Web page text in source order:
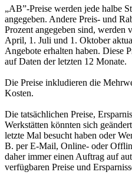
„AB”-Preise werden jede halbe
angegeben. Andere Preis- und
Prozent angegeben sind, werden
April, 1. Juli und 1. Oktober
Angebote erhalten haben. Diese
auf Daten der letzten 12 Monate.
Die Preise inkludieren die
Kosten.
Die tatsächlichen Preise,
Werkstätten könnten sich
letzte Mal besucht haben oder
B. per E-Mail, Online- oder
daher immer einen Auftrag auf
verfügbaren Preise und